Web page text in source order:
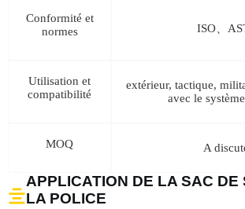
Conformité et
normes
ISO、
Utilisation et
compatibilité
extérieur, tactique,
avec le
MOQ A
APPLICATION DE LA SAC DE
LA POLICE